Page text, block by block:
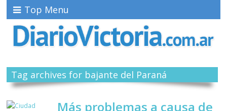
Top Menu
Tag archives for bajante del Paraná
Más problemas a causa de